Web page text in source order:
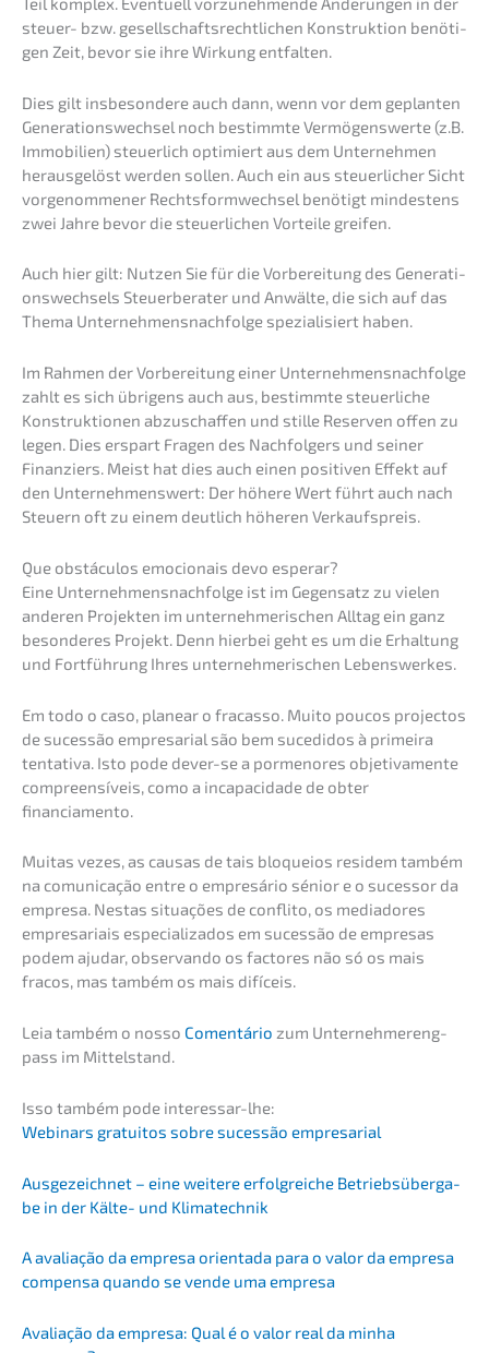
steuer- bzw. gesell­schafts­recht­li­chen Konstruk­ti­on benöti­
gen Zeit, bevor sie ihre Wirkung entfalten.
Dies gilt insbe­son­de­re auch dann, wenn vor dem geplan­ten
Generations­wechsel noch bestimm­te Vermö­gens­wer­te (z.B.
Immobi­li­en) steuer­lich optimiert aus dem Unter­neh­men
heraus­ge­löst werden sollen. Auch ein aus steuer­li­cher Sicht
vorge­nom­me­ner Rechts­form­wech­sel benötigt mindes­tens
zwei Jahre bevor die steuer­li­chen Vortei­le greifen.
Auch hier gilt: Nutzen Sie für die Vorbe­rei­tung des Genera­ti­
ons­wech­sels Steuer­be­ra­ter und Anwäl­te, die sich auf das
Thema Unternehmens­nachfolge spezia­li­siert haben.
Im Rahmen der Vorbe­rei­tung einer Unternehmens­nachfolge
zahlt es sich übrigens auch aus, bestimm­te steuer­li­che
Konstruk­tio­nen abzuschaf­fen und stille Reser­ven offen zu
legen. Dies erspart Fragen des Nachfol­gers und seiner
Finan­ziers. Meist hat dies auch einen positi­ven Effekt auf
den Unter­neh­mens­wert: Der höhere Wert führt auch nach
Steuern oft zu einem deutlich höheren Verkaufspreis.
Que obstá­cu­los emocio­nais devo esperar?
Eine Unternehmens­nachfolge ist im Gegen­satz zu vielen
anderen Projek­ten im unter­neh­me­ri­schen Alltag ein ganz
beson­de­res Projekt. Denn hierbei geht es um die Erhal­tung
und Fortfüh­rung Ihres unter­neh­me­ri­schen Lebenswerkes.
Em todo o caso, plane­ar o fracas­so. Muito poucos projec­tos
de suces­são empre­sa­ri­al são bem sucedi­dos à primei­ra
tenta­ti­va. Isto pode dever-se a porme­no­res objeti­va­men­te
compreen­sí­veis, como a incapa­ci­da­de de obter
financiamento.
Muitas vezes, as causas de tais bloquei­os residem também
na comuni­ca­ção entre o empresá­rio sénior e o suces­sor da
empre­sa. Nestas situa­ções de confli­to, os media­do­res
empre­sa­ri­ais especia­liz­ados em suces­são de empre­sas
podem ajudar, obser­van­do os facto­res não só os mais
fracos, mas também os mais difíceis.
Leia também o nosso Comen­tá­rio zum Unter­neh­mer­eng­
pass im Mittelstand.
Isso também pode interessar-lhe:
Webinars gratui­tos sobre suces­são empresarial
Ausge­zeich­net – eine weite­re erfolg­rei­che Betriebs­über­ga­
be in der Kälte- und Klimatechnik
A avalia­ção da empre­sa orien­ta­da para o valor da empre­sa
compen­sa quando se vende uma empresa
Avalia­ção da empre­sa: Qual é o valor real da minha